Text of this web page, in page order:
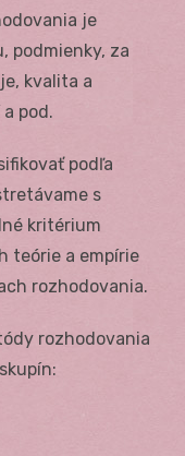
je
podmienky, za
kvalita a
pod.
podľa
s
kritérium
teórie a empírie
rozhodovania.
rozhodovania